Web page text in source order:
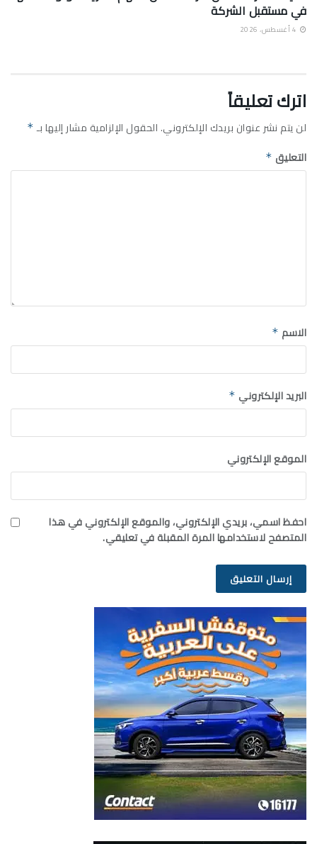
في مستقبل الشركة
اترك تعليقاً
لن يتم نشر عنوان بريدك الإلكتروني.الحقول الإلزامية مشار إليها بـ *
التعليق *
الاسم *
البريد الإلكتروني *
الموقع الإلكتروني
احفظ اسمي، بريدي الإلكتروني، والموقع الإلكتروني في هذا
المتصفح لاستخدامها المرة المقبلة في تعليقي.